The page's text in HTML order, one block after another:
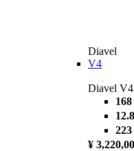
Diavel
V4
Diavel V4
¥